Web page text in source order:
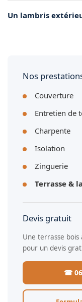
classique en terrain
Un lambris
Nos
Couverture
Entretien de
Charpente
Isolation
Zinguerie
Terrasse &
Devis gratuit
Une terrasse bois
pour un devis
☎ 06